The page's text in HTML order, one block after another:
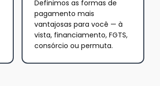
Definimos as formas de
pagamento mais
vantajosas para você — à
vista, financiamento, FGTS,
consórcio ou permuta.